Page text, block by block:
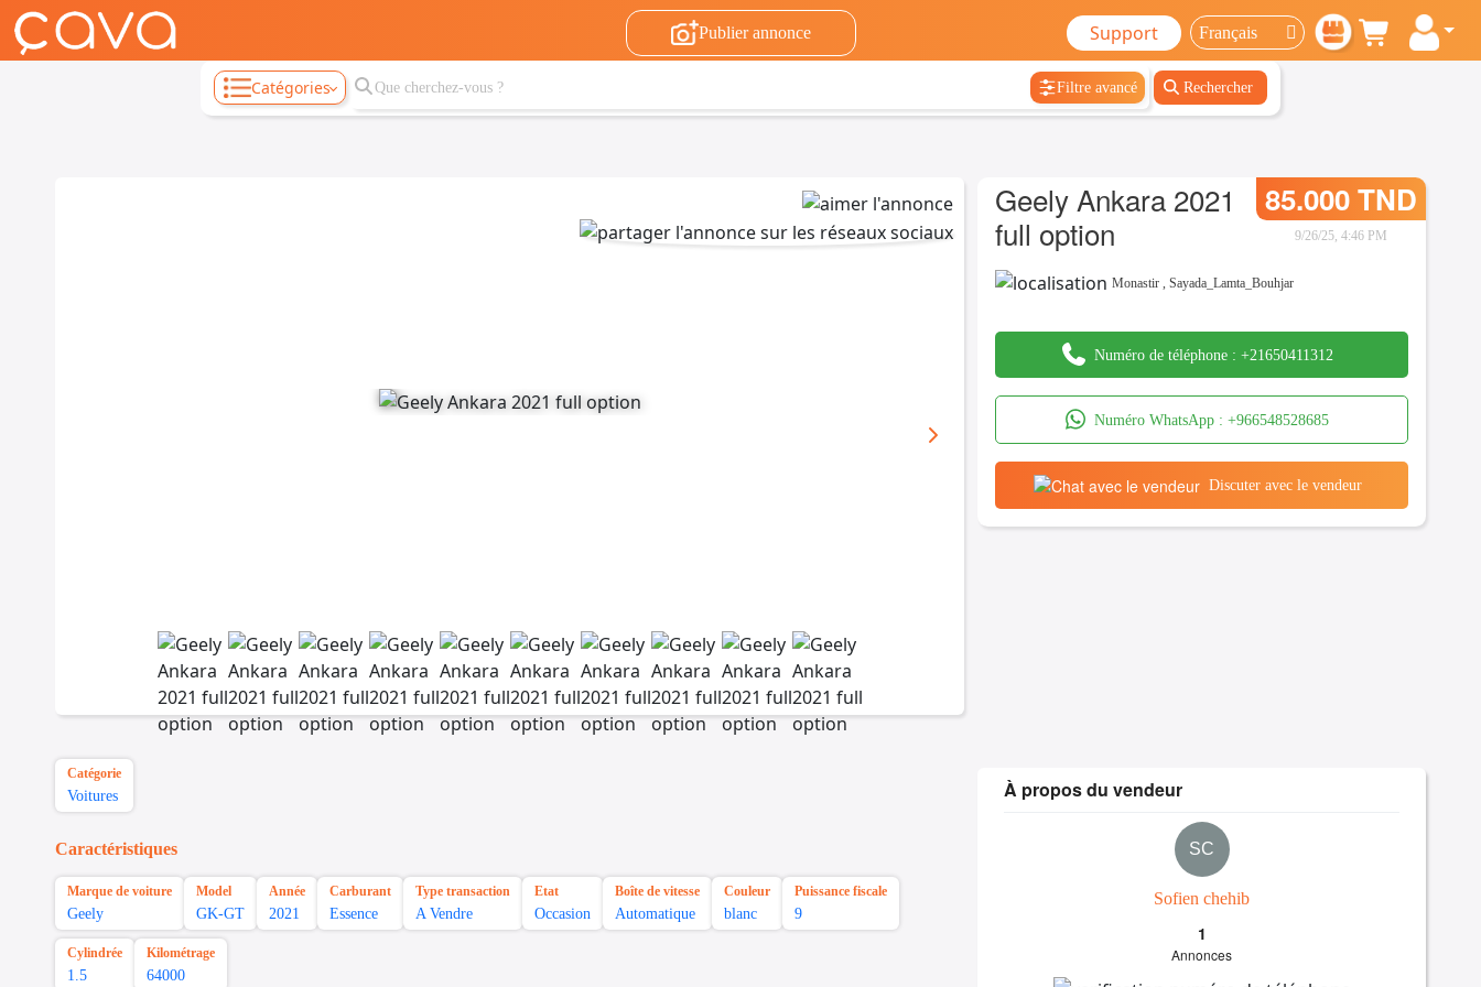
Publier annonce Support
Catégories Filtre avancé Rechercher
Geely Ankara 2021
full option
85.000 TND
9/26/25, 4:46 PM
Monastir ,Sayada_Lamta_Bouhjar
Numéro de téléphone : +21650411312
Numéro WhatsApp :+966548528685
Discuter avec le vendeur
Catégorie
Voitures
Caractéristiques
Marque de voiture
Geely
Model
GK-GT
Année
2021
Carburant
Essence
Type transaction
A Vendre
Etat
Occasion
Boîte de vitesse
Automatique
Couleur
blanc
Puissance fiscale
9
Cylindrée
1.5
Kilométrage
64000
À propos du vendeur
SC
Sofien chehib
1
Annonces